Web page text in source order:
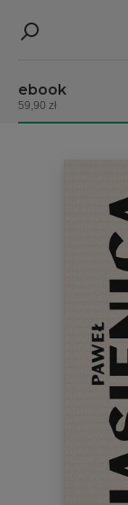
ebook
59,90 zł